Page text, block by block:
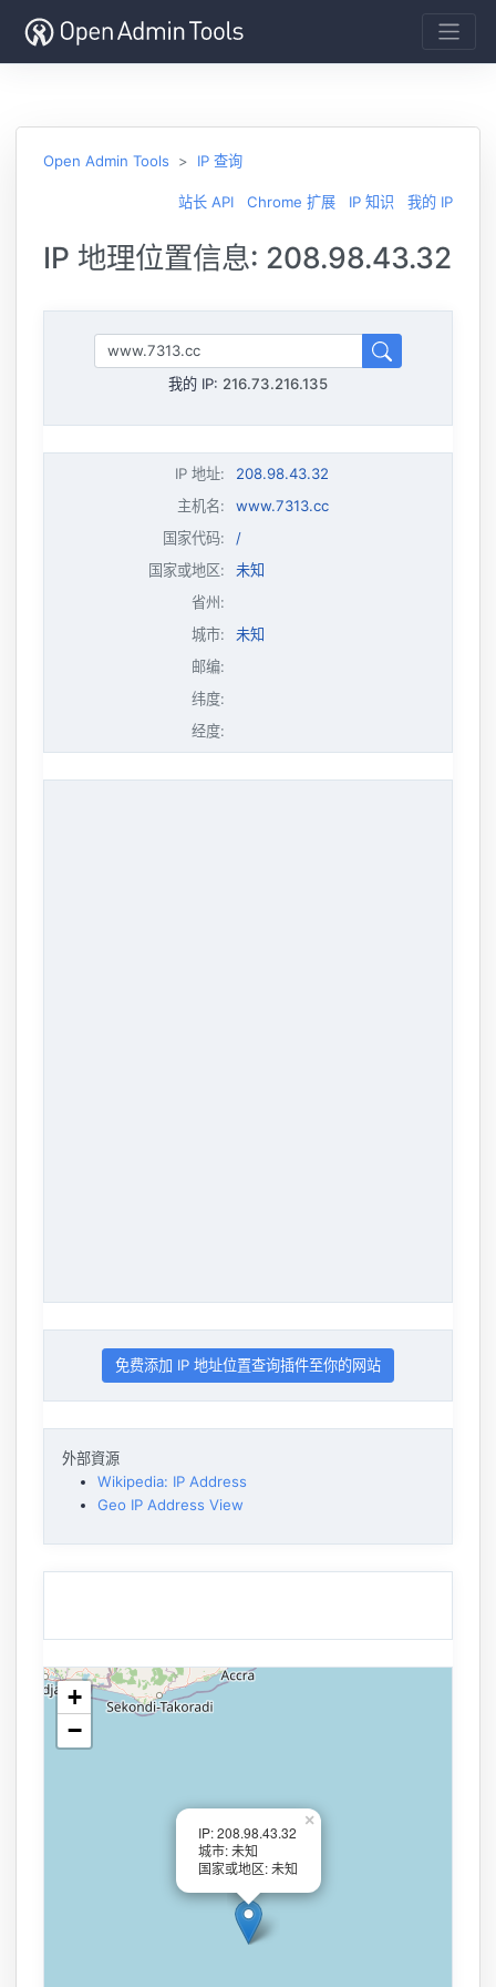
Open Admin Tools IP 查询
站长 API Chrome 扩展 IP 知识 我的 IP
IP 地理位置信息: 208.98.43.32
我的 IP: 216.73.216.135
IP 地址:
208.98.43.32
主机名:
www.7313.cc
国家代码:
/
国家或地区:
未知
省州:
城市:
未知
邮编:
纬度:
经度:
免费添加 IP 地址位置查询插件至你的网站
外部資源
Wikipedia: IP Address
Geo IP Address View
IP: 208.98.43.32
城市: 未知
国家或地区: 未知
×
+
−